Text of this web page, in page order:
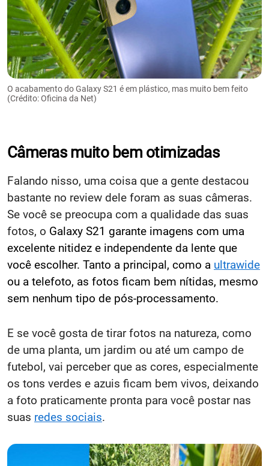
O acabamento do Galaxy S21 é em plástico, mas muito bem feito
(Crédito: Oficina da Net)
Câmeras muito bem otimizadas
Falando nisso, uma coisa que a gente destacou
bastante no review dele foram as suas câmeras.
Se você se preocupa com a qualidade das suas
fotos, o Galaxy S21 garante imagens com uma
excelente nitidez e independente da lente que
você escolher. Tanto a principal, como a ultrawide
ou a telefoto, as fotos ficam bem nítidas, mesmo
sem nenhum tipo de pós-processamento.
E se você gosta de tirar fotos na natureza, como
de uma planta, um jardim ou até um campo de
futebol, vai perceber que as cores, especialmente
os tons verdes e azuis ficam bem vivos, deixando
a foto praticamente pronta para você postar nas
suas redes sociais.